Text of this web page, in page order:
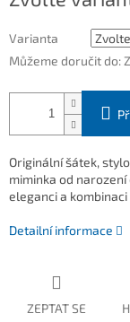
Varianta
Můžeme doručit do:
Originální šátek,
miminka od
eleganci a
Detailní informace
ZEPTAT SE